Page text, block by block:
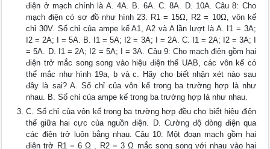
điện ở mạch chính là A. 4A. B. 6A. C. 8A. D. 10A. Câu 8: Cho
mạch điện có sơ đồ như hình 23. R1 = 15Ω, R2 = 10Ω, vôn kế
chỉ 30V. Số chỉ của ampe kế A1, A2 và A lần lượt là A. I1 = 3A;
I2 = 2A; I = 5A. B. I1 = 5A; I2 = 3A; I = 2A. C. I1 = 2A; I2 = 3A; I
= 5A. D. I1 = 2A; I2 = 5A; I = 3A. Câu 9: Cho mạch điện gồm hai
điện trở mắc song song vào hiệu điện thế UAB, các vôn kế có
thể mắc như hình 19a, b và c. Hãy cho biết nhận xét nào sau
đây là sai? A. Số chỉ của vôn kế trong ba trường hợp là như
nhau. B. Số chỉ của ampe kế trong ba trường hợp là như nhau.
C. Số chỉ của vôn kế trong ba trường hợp đều cho biết hiệu điện
thế giữa hai cực của nguồn điện. D. Cường độ dòng điện qua
các điện trở luôn bằng nhau. Câu 10: Một đoạn mạch gồm hai
điện trở R1 = 6 Ω , R2 = 3 Ω mắc song song với nhau vào hai